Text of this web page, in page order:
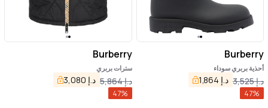
Burberry
أحذية بربري سوداء
د.إ3,525 د.إ 1,864
47%
Burberry
سترات بربري
د.إ5,864 د.إ 3,080
47%